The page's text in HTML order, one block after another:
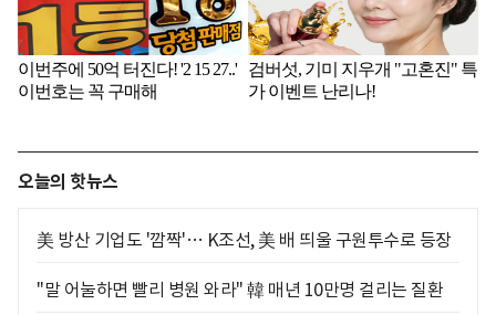
오늘의 핫뉴스
美 방산 기업도 '깜짝'… K조선, 美 배 띄울 구원투수로 등장
"말 어눌하면 빨리 병원 와라" 韓 매년 10만명 걸리는 질환